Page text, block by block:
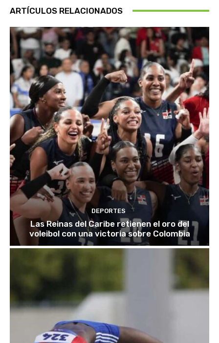
ARTÍCULOS RELACIONADOS
DEPORTES
Las Reinas del Caribe retienen el oro del
voleibol con una victoria sobre Colombia